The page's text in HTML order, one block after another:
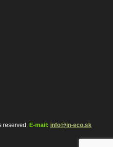
reserved. E-mail: info@in-eco.sk